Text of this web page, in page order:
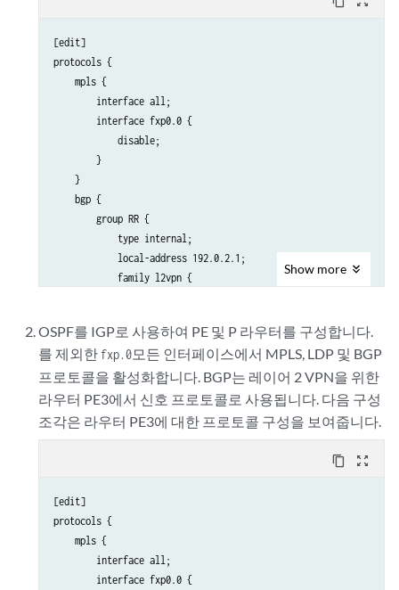
[edit]
protocols {
    mpls {
        interface all;
        interface fxp0.0 {
            disable;
        }
    }
    bgp {
        group RR {
            type internal;
            local-address 192.0.2.1;
            family l2vpn {
            neighbor 192.0.2.7;
        }
    }
    ospf {
        traffic-engineering;
        area 0.0.0.0 {
Show more
OSPF를 IGP로 사용하여 PE 및 P 라우터를 구성합니다.
를 제외한 fxp.0모든 인터페이스에서 MPLS, LDP 및 BGP
프로토콜을 활성화합니다. BGP는 레이어 2 VPN을 위한
라우터 PE3에서 신호 프로토콜로 사용됩니다. 다음 구성
조각은 라우터 PE3에 대한 프로토콜 구성을 보여줍니다.
content_copy zoom_out_map
[edit]
protocols {
    mpls {
        interface all;
        interface fxp0.0 {